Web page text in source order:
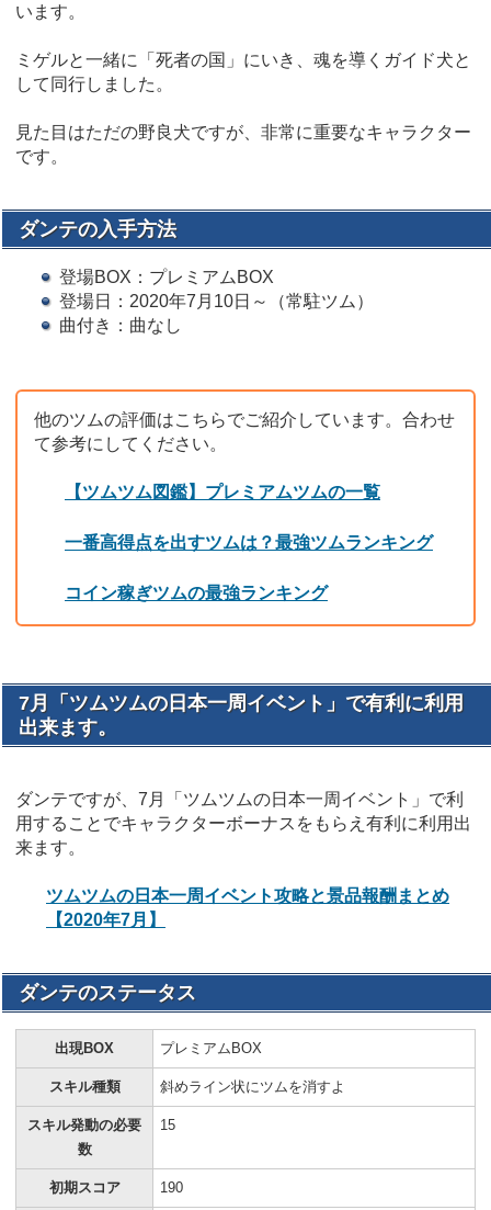
います。
ミゲルと一緒に「死者の国」にいき、魂を導くガイド犬と
して同行しました。
見た目はただの野良犬ですが、非常に重要なキャラクター
です。
ダンテの入手方法
登場BOX：プレミアムBOX
登場日：2020年7月10日～（常駐ツム）
曲付き：曲なし
他のツムの評価はこちらでご紹介しています。合わせ
て参考にしてください。
【ツムツム図鑑】プレミアムツムの一覧
一番高得点を出すツムは？最強ツムランキング
コイン稼ぎツムの最強ランキング
7月「ツムツムの日本一周イベント」で有利に利用
出来ます。
ダンテですが、7月「ツムツムの日本一周イベント」で利
用することでキャラクターボーナスをもらえ有利に利用出
来ます。
ツムツムの日本一周イベント攻略と景品報酬まとめ
【2020年7月】
ダンテのステータス
出現BOX プレミアムBOX
スキル種類 斜めライン状にツムを消すよ
スキル発動の必要
数
15
初期スコア 190